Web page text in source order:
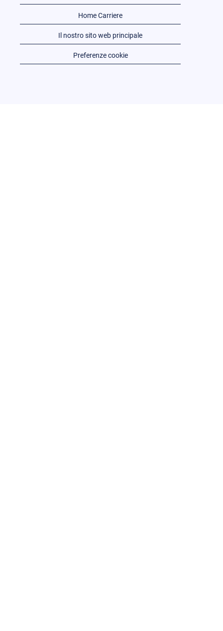
Home Carriere
Il nostro sito web principale
Preferenze cookie